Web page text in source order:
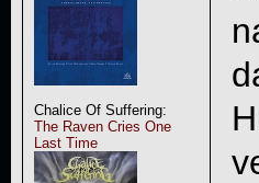
Chalice Of Suffering:
The Raven Cries One
Last Time